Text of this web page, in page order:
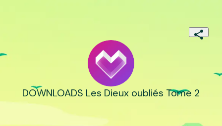
DOWNLOADS Les Dieux oubliés Tome 2